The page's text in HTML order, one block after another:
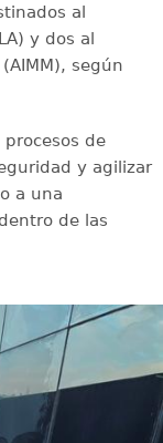
al
y dos al
según
de
y agilizar
a una
de las